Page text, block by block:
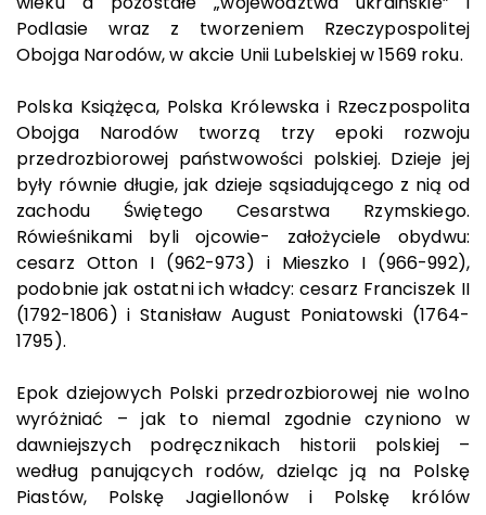
Podlasie wraz z tworzeniem Rzeczypospolitej
Obojga Narodów, w akcie Unii Lubelskiej w 1569 roku.
Polska Książęca, Polska Królewska i Rzeczpospolita
Obojga Narodów tworzą trzy epoki rozwoju
przedrozbiorowej państwowości polskiej. Dzieje jej
były równie długie, jak dzieje sąsiadującego z nią od
zachodu Świętego Cesarstwa Rzymskiego.
Rówieśnikami byli ojcowie- założyciele obydwu:
cesarz Otton I (962-973) i Mieszko I (966-992),
podobnie jak ostatni ich władcy: cesarz Franciszek II
(1792-1806) i Stanisław August Poniatowski (1764-
1795).
Epok dziejowych Polski przedrozbiorowej nie wolno
wyróżniać – jak to niemal zgodnie czyniono w
dawniejszych podręcznikach historii polskiej –
według panujących rodów, dzieląc ją na Polskę
Piastów, Polskę Jagiellonów i Polskę królów